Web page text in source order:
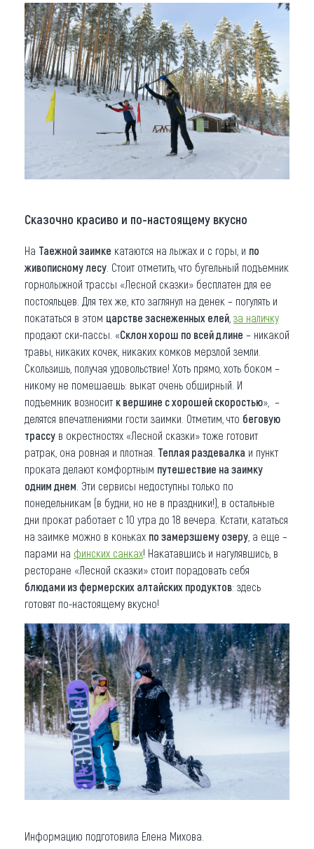
Сказочно красиво и по-настоящему вкусно
На Таежной заимке катаются на лыжах и с горы, и по
живописному лесу . Стоит отметить, что бугельный подъемник
горнолыжной трассы «Лесной сказки» бесплатен для ее
постояльцев. Для тех же, кто заглянул на денек – погулять и
покататься в этом царстве заснеженных елей за наличку
продают ски-пассы. «Склон хорош по всей длине – никакой
травы, никаких кочек, никаких комков мерзлой земли.
Скользишь, получая удовольствие! Хоть прямо, хоть боком –
никому не помешаешь: выкат очень обширный. И
подъемник возносит к вершине с хорошей скоростью», –
делятся впечатлениями гости заимки. Отметим, что беговую
трассу в окрестностях «Лесной сказки» тоже готовит
ратрак, она ровная и плотная. Теплая раздевалка и пункт
проката делают комфортным путешествие на заимку
одним днем . Эти сервисы недоступны только по
понедельникам (в будни, но не в праздники!), в остальные
дни прокат работает с 10 утра до 18 вечера. Кстати, кататься
на заимке можно в коньках по замерзшему озеру , а еще –
парами на финских санках! Накатавшись и нагулявшись, в
ресторане «Лесной сказки» стоит порадовать себя
блюдами из фермерских алтайских продуктов: здесь
готовят по-настоящему вкусно!
Информацию подготовила Елена Михова.